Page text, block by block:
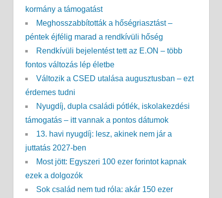
kormány a támogatást
Meghosszabbították a hőségriasztást –
péntek éjfélig marad a rendkívüli hőség
Rendkívüli bejelentést tett az E.ON – több
fontos változás lép életbe
Változik a CSED utalása augusztusban – ezt
érdemes tudni
Nyugdíj, dupla családi pótlék, iskolakezdési
támogatás – itt vannak a pontos dátumok
13. havi nyugdíj: lesz, akinek nem jár a
juttatás 2027-ben
Most jött: Egyszeri 100 ezer forintot kapnak
ezek a dolgozók
Sok család nem tud róla: akár 150 ezer